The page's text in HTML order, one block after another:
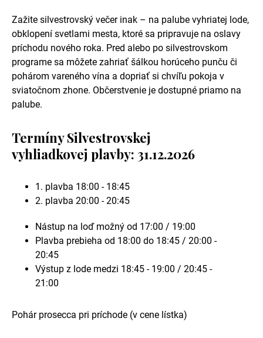
Zažite silvestrovský večer inak – na palube vyhriatej lode,
obklopení svetlami mesta, ktoré sa pripravuje na oslavy
príchodu nového roka. Pred alebo po silvestrovskom
programe sa môžete zahriať šálkou horúceho punču či
pohárom vareného vína a dopriať si chvíľu pokoja v
sviatočnom zhone. Občerstvenie je dostupné priamo na
palube.
Termíny Silvestrovskej
vyhliadkovej plavby: 31.12.2026
1. plavba 18:00 - 18:45
2. plavba 20:00 - 20:45
Nástup na loď možný od 17:00 / 19:00
Plavba prebieha od 18:00 do 18:45 / 20:00 -
20:45
Výstup z lode medzi 18:45 - 19:00 / 20:45 -
21:00
Pohár prosecca pri príchode (v cene lístka)